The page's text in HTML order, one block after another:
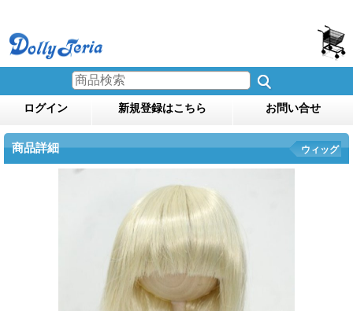
ログイン 新規登録はこちら お問い合せ
商品詳細 ウィッグ